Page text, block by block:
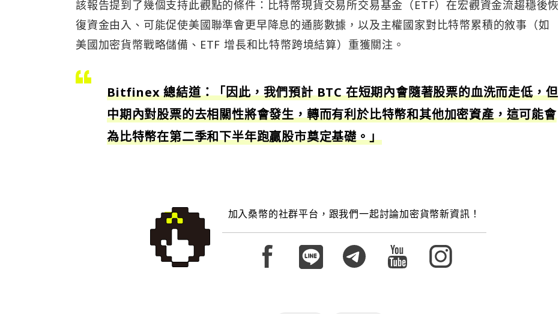
該報告提到了幾個支持此觀點的條件：比特幣現貨交易所交易基金（ETF）在宏觀資金流趨穩後恢
復資金由入、可能促使美國聯準會更早降息的通膨數據，以及主權國家對比特幣累積的敘事（如
美國加密貨幣戰略儲備、ETF 增長和比特幣跨境結算）重獲關注。
Bitfinex 總結道：「因此，我們預計 BTC 在短期內會隨著股票的血洗而走低，但
中期內對股票的去相關性將會發生，轉而有利於比特幣和其他加密資產，這可能會
為比特幣在第二季和下半年跑贏股市奠定基礎。」
加入桑幣的社群平台，跟我們一起討論加密貨幣新資訊！